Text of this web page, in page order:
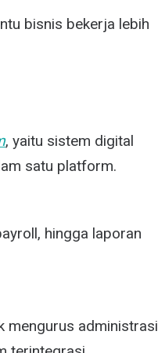
bisnis bekerja lebih
, yaitu sistem digital
satu platform.
hingga laporan
mengurus administrasi